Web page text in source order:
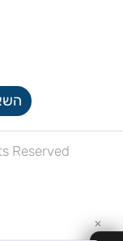
Reserved
✕